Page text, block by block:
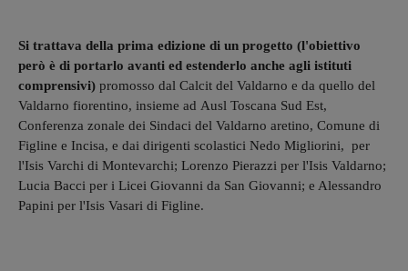
Si trattava della prima edizione di un progetto (l'obiettivo
però è di portarlo avanti ed estenderlo anche agli istituti
comprensivi) promosso dal Calcit del Valdarno e da quello del
Valdarno fiorentino, insieme ad Ausl Toscana Sud Est,
Conferenza zonale dei Sindaci del Valdarno aretino, Comune di
Figline e Incisa, e dai dirigenti scolastici Nedo Migliorini, per
l'Isis Varchi di Montevarchi; Lorenzo Pierazzi per l'Isis Valdarno;
Lucia Bacci per i Licei Giovanni da San Giovanni; e Alessandro
Papini per l'Isis Vasari di Figline.